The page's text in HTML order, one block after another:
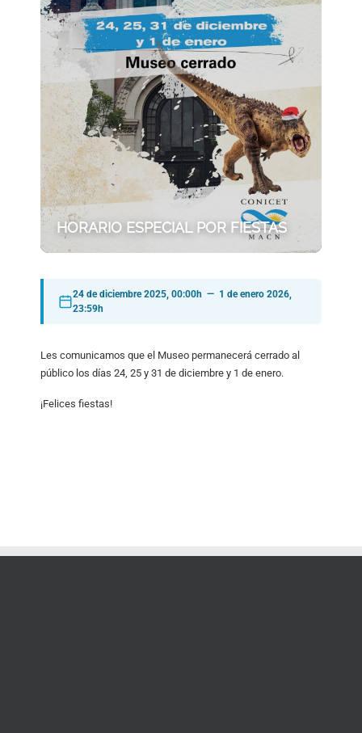
HORARIO ESPECIAL POR FIESTAS
24 de diciembre 2025, 00:00h — 1 de enero 2026,
23:59h
Les comunicamos que el Museo permanecerá cerrado al
público los días 24, 25 y 31 de diciembre y 1 de enero.
¡Felices fiestas!